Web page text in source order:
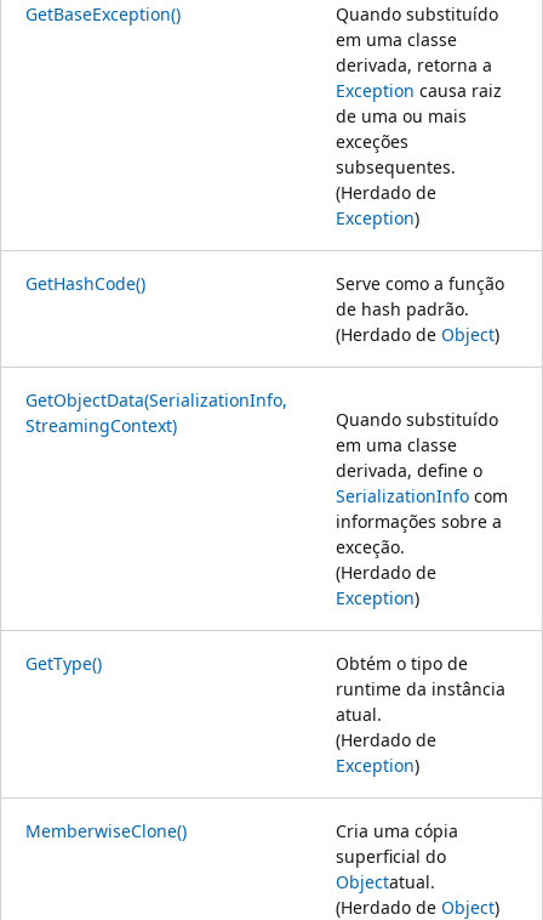
GetBaseException()
Quando substituído
em uma classe
derivada, retorna a
Exception causa raiz
de uma ou mais
exceções
subsequentes.
(Herdado de
Exception)
GetHashCode()
Serve como a função
de hash padrão.
(Herdado de Object)
GetObjectData(SerializationInfo,
StreamingContext)
Quando substituído
em uma classe
derivada, define o
SerializationInfo com
informações sobre a
exceção.
(Herdado de
Exception)
GetType()
Obtém o tipo de
runtime da instância
atual.
(Herdado de
Exception)
MemberwiseClone()
Cria uma cópia
superficial do
Objectatual.
(Herdado de Object)